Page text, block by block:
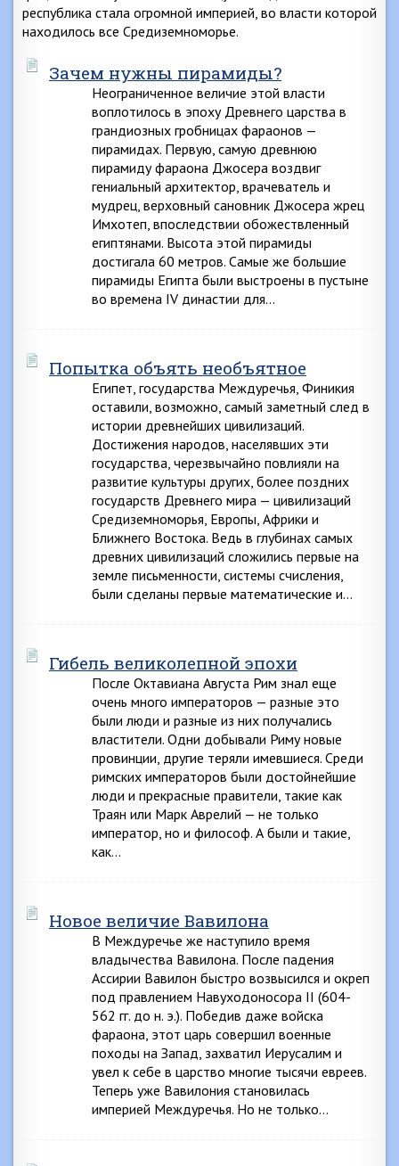
республика стала огромной империей, во власти которой
находилось все Средиземноморье.
Зачем нужны пирамиды?
Неограниченное величие этой власти
воплотилось в эпоху Древнего царства в
грандиозных гробницах фараонов —
пирамидах. Первую, самую древнюю
пирамиду фараона Джосера воздвиг
гениальный архитектор, врачеватель и
мудрец, верховный сановник Джосера жрец
Имхотеп, впоследствии обожествленный
египтянами. Высота этой пирамиды
достигала 60 метров. Самые же большие
пирамиды Египта были выстроены в пустыне
во времена IV династии для…
Попытка объять необъятное
Египет, государства Междуречья, Финикия
оставили, возможно, самый заметный след в
истории древнейших цивилизаций.
Достижения народов, населявших эти
государства, черезвычайно повлияли на
развитие культуры других, более поздних
государств Древнего мира — цивилизаций
Средиземноморья, Европы, Африки и
Ближнего Востока. Ведь в глубинах самых
древних цивилизаций сложились первые на
земле письменности, системы счисления,
были сделаны первые математические и…
Гибель великолепной эпохи
После Октавиана Августа Рим знал еще
очень много императоров — разные это
были люди и разные из них получались
властители. Одни добывали Риму новые
провинции, другие теряли имевшиеся. Среди
римских императоров были достойнейшие
люди и прекрасные правители, такие как
Траян или Марк Аврелий — не только
император, но и философ. А были и такие,
как…
Новое величие Вавилона
В Междуречье же наступило время
владычества Вавилона. После падения
Ассирии Вавилон быстро возвысился и окреп
под правлением Навуходоносора II (604-
562 гг. до н. э.). Победив даже войска
фараона, этот царь совершил военные
походы на Запад, захватил Иерусалим и
увел к себе в царство многие тысячи евреев.
Теперь уже Вавилония становилась
империей Междуречья. Но не только…